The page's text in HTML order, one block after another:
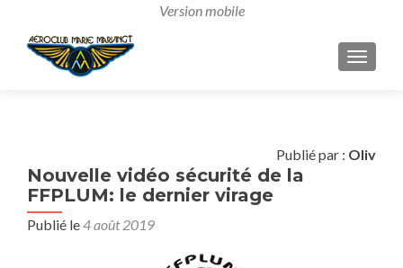
Publié par : Oliv
Nouvelle vidéo sécurité de la
FFPLUM: le dernier virage
Publié le4 août 2019